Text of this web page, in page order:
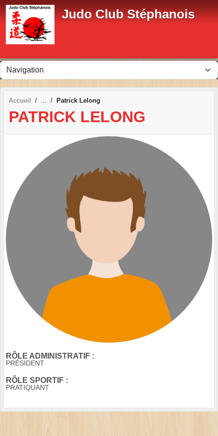
Judo Club Stéphanois
Accueil Patrick Lelong
PATRICK LELONG
RÔLE ADMINISTRATIF :
PRÉSIDENT
RÔLE SPORTIF :
PRATIQUANT
Panneau de gestion des cookies